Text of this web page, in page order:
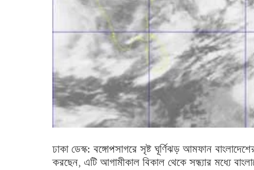
ঢাকা ডেস্ক: বঙ্গোপসাগরে সৃষ্ট ঘূর্ণিঝড় আমফান
করছেন, এটি আগামীকাল বিকাল থেকে সন্ধ্যার মধ্যে